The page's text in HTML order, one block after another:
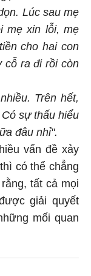
Lúc sau mẹ
mẹ xin lỗi, mẹ
cho hai con
cỗ ra đi rồi còn
Trên hết,
sự thấu hiểu
đâu nhỉ".
vấn đề xảy
có thể chẳng
tất cả mọi
giải quyết
mối quan